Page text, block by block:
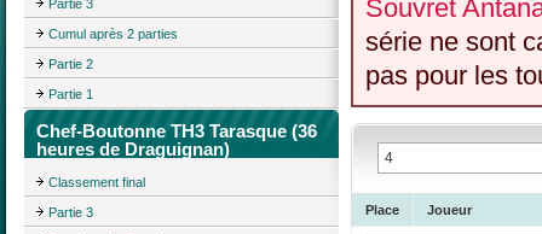
Partie 3
Cumul après 2 parties
Partie 2
Partie 1
Chef-Boutonne TH3 Tarasque (36
heures de Draguignan)
Classement final
Partie 3
Souvret
série ne sont
pas pour les
Place Joueur